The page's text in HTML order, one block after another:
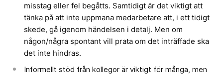
misstag eller fel begåtts. Samtidigt är det viktigt att
tänka på att inte uppmana medarbetare att, i ett tidigt
skede, gå igenom händelsen i detalj. Men om
någon/några spontant vill prata om det inträffade ska
det inte hindras.
Informellt stöd från kollegor är viktigt för många, men